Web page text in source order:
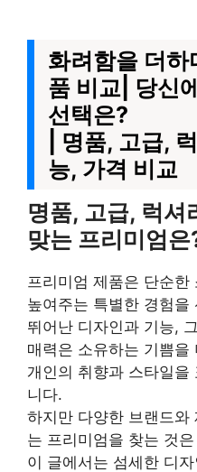
화려함을 더하
품 비교| 당신
선택은?
| 명품, 고급,
능, 가격 비교
명품, 고급, 럭셔
맞는 프리미엄은
프리미엄 제품은 단순한
높여주는 특별한 경험을
뛰어난 디자인과 기능,
매력은 소유하는 기쁨을
개인의 취향과 스타일을
니다.
하지만 다양한 브랜드와
는 프리미엄을 찾는 것
이 글에서는 섬세한 디